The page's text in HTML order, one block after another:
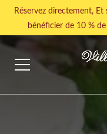
Réservez directement, Et
bénéficier de 10 %
VISITES TOURISTIQUES